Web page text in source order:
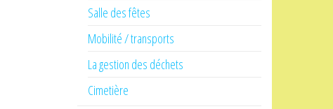
Salle des fêtes
Mobilité / transports
La gestion des déchets
Cimetière